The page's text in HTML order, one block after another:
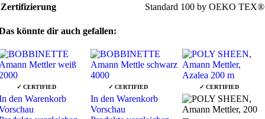
Zertifizierung Standard 100 by OEKO TEX®
könnte dir auch gefallen:
✓ CERTIFIED
den Warenkorb
✓ CERTIFIED
In den Warenkorb
Vorschau
✓ CERTIFIED